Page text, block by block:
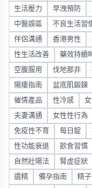
生活壓力 早洩預防
中醫誤區 不良生活習
伴侶溝通 香港男性
性生活改善 藥效持續
空腹服用 伐地那非
陽痿指南 盆底肌鍛鍊
催情產品 性冷感
夫妻溝通 女性性行為
免疫性不育 每日錠
性功能衰退 飲食習慣
自然壯陽法 腎虛症狀
遺精 備孕指南 精